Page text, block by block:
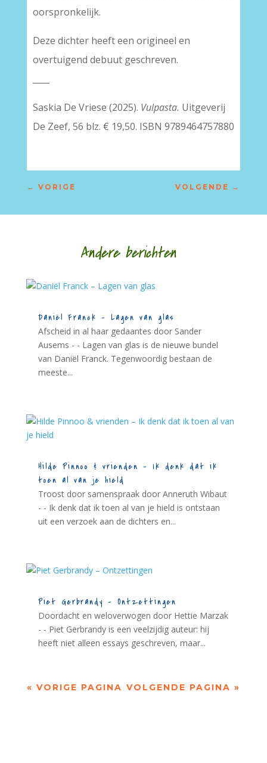
oorspronkelijk.
Deze dichter heeft een origineel en
overtuigend debuut geschreven.
Saskia De Vriese (2025). Vulpasta. Uitgeverij
De Zeef, 56 blz. € 19,50. ISBN 9789464757880
← VORIGE VOLGENDE →
Andere berichten
Daniël Franck – Lagen van glas
Afscheid in al haar gedaantes door Sander
Ausems - - Lagen van glas is de nieuwe bundel
van Daniël Franck. Tegenwoordig bestaan de
meeste...
Hilde Pinnoo & vrienden – Ik denk dat ik
toen al van je hield
Troost door samenspraak door Anneruth Wibaut
- - Ik denk dat ik toen al van je hield is ontstaan
uit een verzoek aan de dichters en...
Piet Gerbrandy – Ontzettingen
Doordacht en weloverwogen door Hettie Marzak
- - Piet Gerbrandy is een veelzijdig auteur: hij
heeft niet alleen essays geschreven, maar...
« VORIGE PAGINA VOLGENDE PAGINA »